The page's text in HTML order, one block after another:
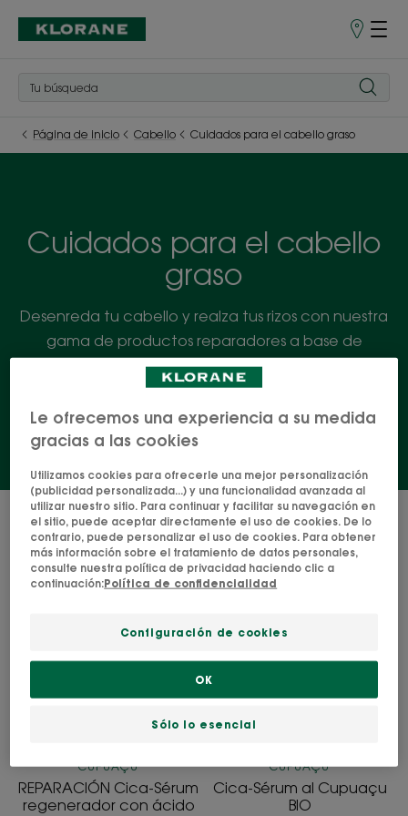
Puntos
Página de inicio Cabello Cuidados para el cabello graso
Cuidados para el cabello
graso
Desenreda tu cabello y realza tus rizos con nuestra
gama de productos reparadores a base de
manteca de cupuaçu BIO especialmente
diseñados para cabellos muy rizados.
4 resultados "Cuidados para el
cabello graso"
REPARACIÓN
Sérum
CUPUAÇU
REPARACIÓN Cica-Sérum
regenerador con ácido
CUPUAÇU
Cica-Sérum al Cupuaçu
BIO
Le ofrecemos una experiencia a su medida
gracias a las cookies
Utilizamos cookies para ofrecerle una mejor personalización
(publicidad personalizada...) y una funcionalidad avanzada al
utilizar nuestro sitio. Para continuar y facilitar su navegación en
el sitio, puede aceptar directamente el uso de cookies. De lo
contrario, puede personalizar el uso de cookies. Para obtener
más información sobre el tratamiento de datos personales,
consulte nuestra política de privacidad haciendo clic a
continuación:Política de confidencialidad
Configuración de cookies
Sólo lo esencial
OK